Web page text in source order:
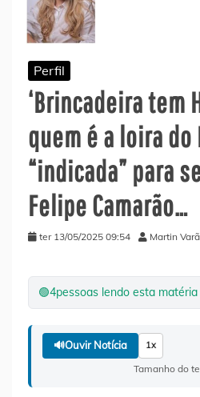
Perfil
‘Brincadeira tem
quem é a loira do
“indicada” para
Felipe Camarão…
ter 13/05/2025 09:54 Martin
🟢4pessoas lendo esta
🔊Ouvir Notícia 1x
Tamanho do